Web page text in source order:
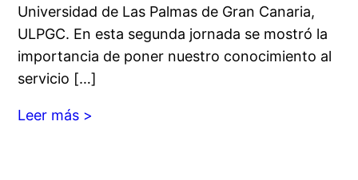
Universidad de Las Palmas de Gran Canaria,
ULPGC. En esta segunda jornada se mostró la
importancia de poner nuestro conocimiento al
servicio […]
Leer más >